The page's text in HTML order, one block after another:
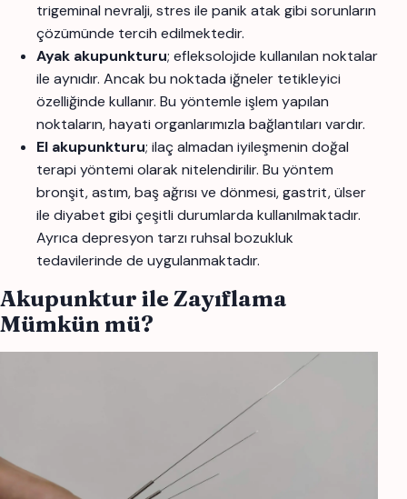
trigeminal nevralji, stres ile panik atak gibi sorunların
çözümünde tercih edilmektedir.
Ayak akupunkturu; efleksolojide kullanılan noktalar
ile aynıdır. Ancak bu noktada iğneler tetikleyici
özelliğinde kullanır. Bu yöntemle işlem yapılan
noktaların, hayati organlarımızla bağlantıları vardır.
El akupunkturu; ilaç almadan iyileşmenin doğal
terapi yöntemi olarak nitelendirilir. Bu yöntem
bronşit, astım, baş ağrısı ve dönmesi, gastrit, ülser
ile diyabet gibi çeşitli durumlarda kullanılmaktadır.
Ayrıca depresyon tarzı ruhsal bozukluk
tedavilerinde de uygulanmaktadır.
Akupunktur ile Zayıflama
Mümkün mü?